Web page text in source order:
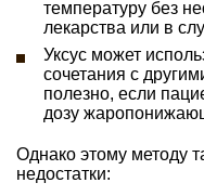
температуру без
лекарства или в
Уксус может
сочетания с
полезно, если
дозу
Однако этому методу
недостатки: